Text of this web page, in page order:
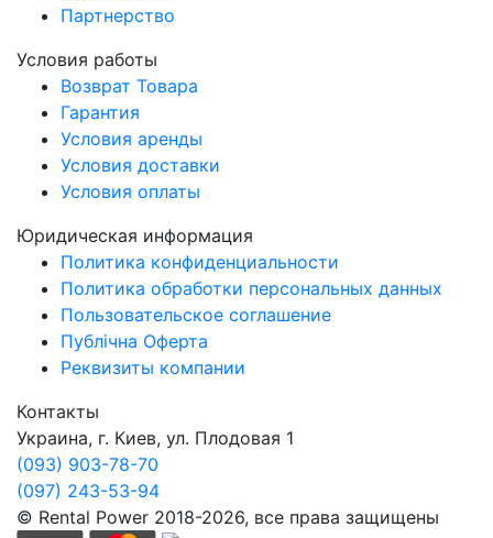
Партнерство
Условия работы
Возврат Товара
Гарантия
Условия аренды
Условия доставки
Условия оплаты
Юридическая информация
Политика конфиденциальности
Политика обработки персональных данных
Пользовательское соглашение
Публічна Оферта
Реквизиты компании
Контакты
Украина, г. Киев, ул. Плодовая 1
(093) 903-78-70
(097) 243-53-94
© Rental Power 2018-2026, все права защищены